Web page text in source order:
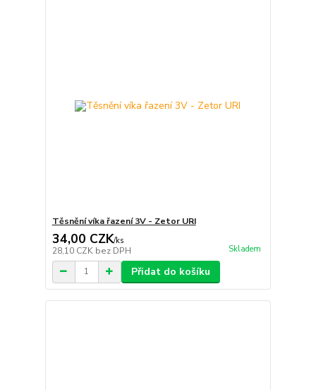
Těsnění víka řazení 3V - Zetor URI
34,00 CZK/ks
28,10 CZK bez DPH Skladem
Přidat do košíku